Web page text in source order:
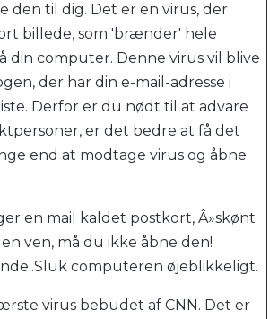
den til dig. Det er en virus, der
billede, som 'brænder' hele
din computer. Denne virus vil blive
der har din e-mail-adresse i
Derfor er du nødt til at advare
er det bedre at få det
end at modtage virus og åbne
en mail kaldet postkort, Â»skønt
ven, må du ikke åbne den!
computeren øjeblikkeligt.
virus bebudet af CNN. Det er